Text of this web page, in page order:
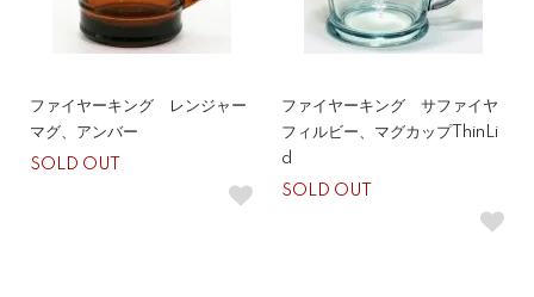
ファイヤーキング レンジャー
マグ、アンバー
SOLD OUT
ファイヤーキング サファイヤ
フィルビー、マグカップThinLi
d
SOLD OUT